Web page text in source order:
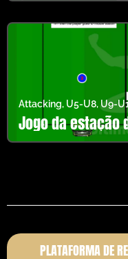
Attacking, U5-U8,U9-
Jogo da estação
PLATAFORMA DE